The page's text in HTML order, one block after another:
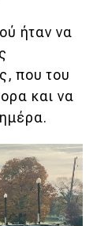
ήταν να
που του
και να